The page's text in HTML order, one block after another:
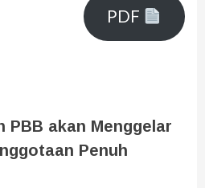
PDF
PBB akan Menggelar
Penuh